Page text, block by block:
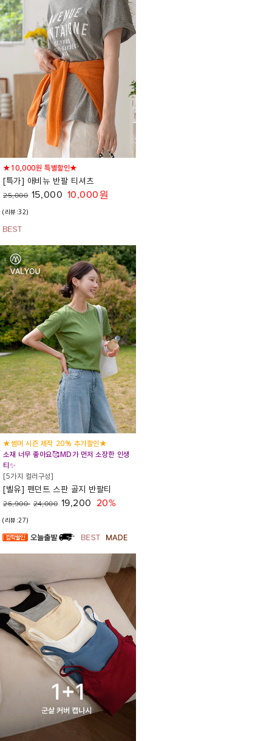
★10,000원 특별할인★
[특가] 애비뉴 반팔 티셔츠
25,000 15,000 10,000원
(리뷰:32)
★썸머 시즌 제작 20% 추가할인★
소재 너무 좋아요🥰MD가 먼저 소장한 인생
티✨
[5가지 컬러구성]
[벨유] 펜던트 스판 골지 반팔티
26,900 24,000 19,200 20%
(리뷰:27)